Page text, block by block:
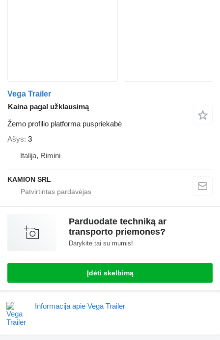
Vega Trailer
Kaina pagal užklausimą
Žemo profilio platforma puspriekabė
Ašys 3
Italija, Rimini
KAMION SRL
Parduodate techniką ar
transporto priemones?
Darykite tai su mumis!
Įdėti skelbimą
Informacija apie Vega Trailer